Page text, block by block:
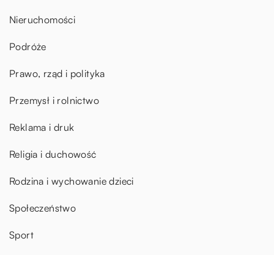
Nieruchomości
Podróże
Prawo, rząd i polityka
Przemysł i rolnictwo
Reklama i druk
Religia i duchowość
Rodzina i wychowanie dzieci
Społeczeństwo
Sport